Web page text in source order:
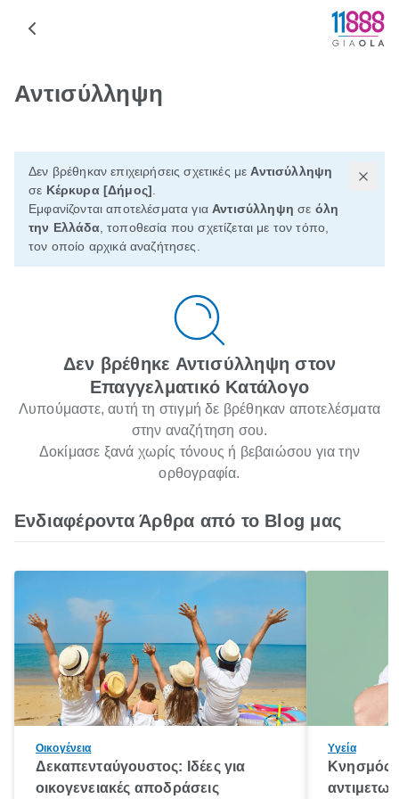
Αντισύλληψη
Δεν βρέθηκαν επιχειρήσεις σχετικές με Αντισύλληψη
σε Κέρκυρα [Δήμος]
Εμφανίζονται αποτελέσματα για Αντισύλληψη σε όλη
την Ελλάδα, τοποθεσία που σχετίζεται με τον τόπο,
τον οποίο αρχικά αναζήτησες.
Δεν βρέθηκε Αντισύλληψη στον
Επαγγελματικό Κατάλογο
Λυπούμαστε, αυτή τη στιγμή δε βρέθηκαν αποτελέσματα
στην αναζήτηση σου.
Δοκίμασε ξανά χωρίς τόνους ή βεβαιώσου για την
ορθογραφία.
Ενδιαφέροντα Άρθρα από το Blog μας
Οικογένεια
Δεκαπενταύγουστος: Ιδέες για
οικογενειακές αποδράσεις
Υγεία
Κνησμός: